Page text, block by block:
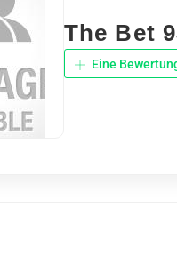
The Bet
Eine